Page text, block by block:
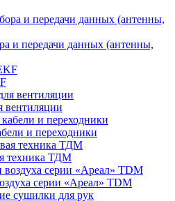
и передачи данных (антенны,
вентиляции
и переходники
техника ТДМ
серии «Ареал» TDM